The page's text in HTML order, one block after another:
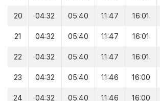
20 04:32 05:40 11:47 16:01
21 04:32 05:40 11:47 16:01
22 04:32 05:40 11:47 16:01
23 04:32 05:40 11:46 16:00
24 04:32 05:40 11:46 16:00